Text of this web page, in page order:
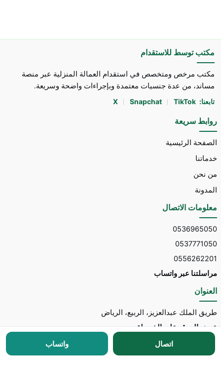
مكتب توسط للاستقدام
مكتب مرخص ومتخصص في استقدام العمالة المنزلية عبر منصة
مساند، من عدة جنسيات معتمدة وبإجراءات واضحة وسريعة.
تابعنا: X Snapchat TikTok
روابط سريعة
الصفحة الرئيسية
خدماتنا
من نحن
المدونة
معلومات الاتصال
0536965050
0537771050
0556262201
مراسلتنا عبر واتساب
العنوان
طريق الملك عبدالعزيز، الربيع، الرياض
عرض الموقع على الخريطة
مكتب توسط للاستقدام
اتصال واتساب